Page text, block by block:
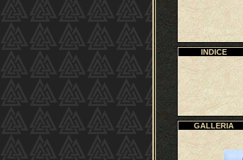
INDICE
GALLERIA